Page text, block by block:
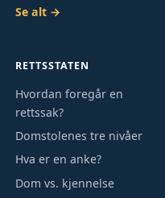
Se alt →
RETTSSTATEN
Hvordan foregår en
rettssak?
Domstolenes tre nivåer
Hva er en anke?
Dom vs. kjennelse